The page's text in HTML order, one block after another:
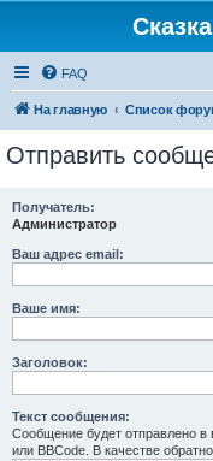
FAQ
На главную Список
Отправить
Получатель:
Администратор
Ваш адрес email:
Ваше имя:
Заголовок:
Текст сообщения:
Сообщение будет отправлено в
или BBCode. В качестве